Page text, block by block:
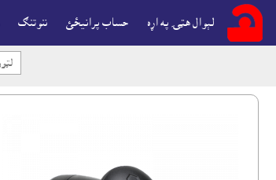
لېوال هټۍ په اړه حساب پرانيځئ ننوتنګ